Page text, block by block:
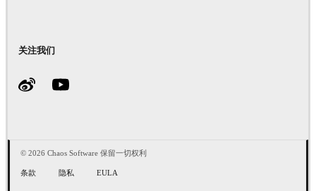
关注我们
© 2026 Chaos Software 保留一切权利
条款 隐私 EULA